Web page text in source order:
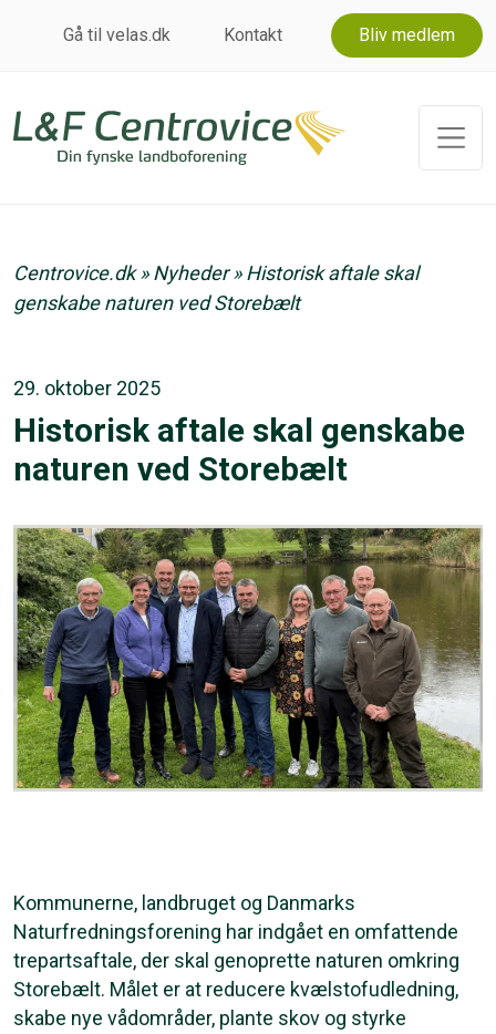
Gå til velas.dk Kontakt Bliv medlem
Centrovice.dk»Nyheder»Historisk aftale skal
genskabe naturen ved Storebælt
29. oktober 2025
Historisk aftale skal genskabe
naturen ved Storebælt
Kommunerne, landbruget og Danmarks
Naturfredningsforening har indgået en omfattende
trepartsaftale, der skal genoprette naturen omkring
Storebælt. Målet er at reducere kvælstofudledning,
skabe nye vådområder, plante skov og styrke